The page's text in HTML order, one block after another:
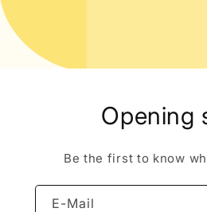
Opening
Be the first to know
E-Mail